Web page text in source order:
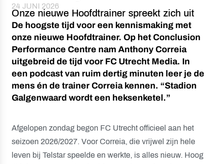
24 JUNI 2026
Onze nieuwe Hoofdtrainer spreekt zich uit
De hoogste tijd voor een kennismaking met
onze nieuwe Hoofdtrainer. Op het Conclusion
Performance Centre nam Anthony Correia
uitgebreid de tijd voor FC Utrecht Media. In
een podcast van ruim dertig minuten leer je de
mens én de trainer Correia kennen. “Stadion
Galgenwaard wordt een heksenketel.”
Afgelopen zondag begon FC Utrecht officieel aan het
seizoen 2026/2027. Voor Correia, die vrijwel zijn hele
leven bij Telstar speelde en werkte, is alles nieuw. Hoog